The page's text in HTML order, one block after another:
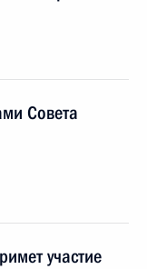
Совета
участие